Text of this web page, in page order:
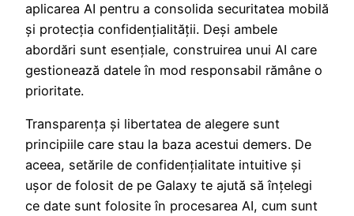
aplicarea AI pentru a consolida securitatea mobilă
și protecția confidențialității. Deși ambele
abordări sunt esențiale, construirea unui AI care
gestionează datele în mod responsabil rămâne o
prioritate.
Transparența și libertatea de alegere sunt
principiile care stau la baza acestui demers. De
aceea, setările de confidențialitate intuitive și
ușor de folosit de pe Galaxy te ajută să înțelegi
ce date sunt folosite în procesarea AI, cum sunt